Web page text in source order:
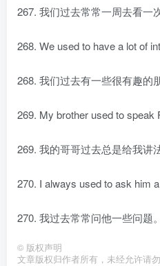
267. 我们过去常常一周去看一
268. We used to have a lot of
268. 我们过去有一些很有趣的朋
269. My brother used to speak
269. 我的哥哥过去总是给我讲法
270. I always used to ask him
270. 我过去常常问他一些问题。
© 版权声明
文章版权归作者所有，未经允许请勿